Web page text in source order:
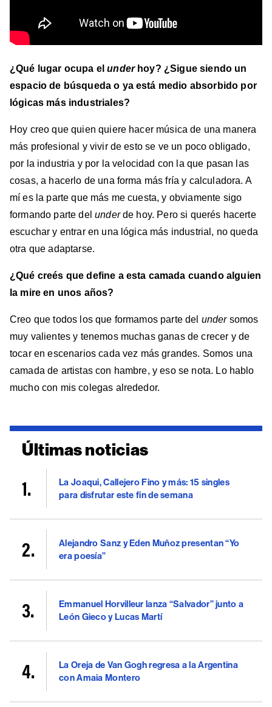
¿Qué lugar ocupa elunderhoy? ¿Sigue siendo un
espacio de búsqueda o ya está medio absorbido por
lógicas más industriales?
Hoy creo que quien quiere hacer música de una manera
más profesional y vivir de esto se ve un poco obligado,
por la industria y por la velocidad con la que pasan las
cosas, a hacerlo de una forma más fría y calculadora. A
mí es la parte que más me cuesta, y obviamente sigo
formando parte delunderde hoy. Pero si querés hacerte
escuchar y entrar en una lógica más industrial, no queda
otra que adaptarse.
¿Qué creés que define a esta camada cuando alguien
la mire en unos años?
Creo que todos los que formamos parte del undersomos
muy valientes y tenemos muchas ganas de crecer y de
tocar en escenarios cada vez más grandes. Somos una
camada de artistas con hambre, y eso se nota. Lo hablo
mucho con mis colegas alrededor.
Últimas noticias
La Joaqui, Callejero Fino y más: 15 singles
para disfrutar este fin de semana
Alejandro Sanz y Eden Muñoz presentan “Yo
era poesía”
Emmanuel Horvilleur lanza “Salvador” junto a
León Gieco y Lucas Martí
La Oreja de Van Gogh regresa a la Argentina
con Amaia Montero